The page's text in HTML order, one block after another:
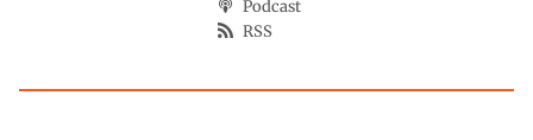
Podcast
RSS